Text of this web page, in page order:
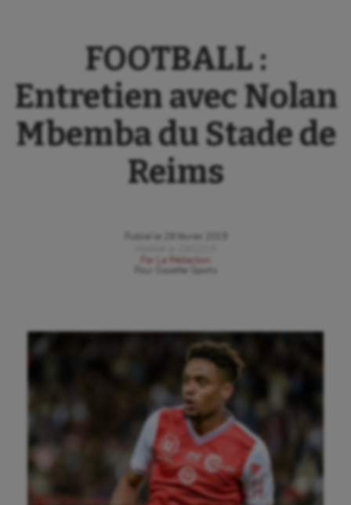
FOOTBALL :
Entretien avec Nolan
Mbemba du Stade de
Reims
Publié le
28 février 2019
Par
La Rédaction
Gazette Sports